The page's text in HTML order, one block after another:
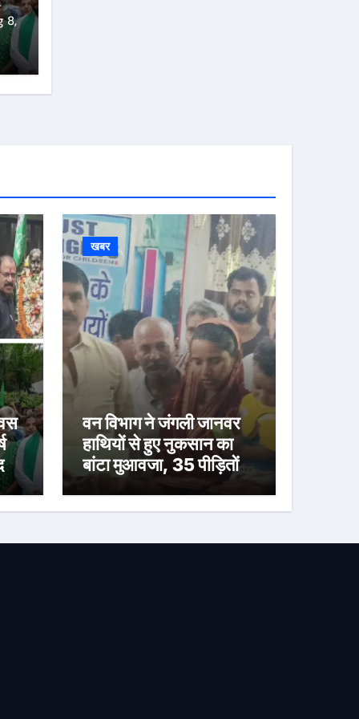
8,
खबर
वन विभाग ने जंगली जानवर
हाथियों से हुए नुकसान का
बांटा मुआवजा, 35 पीड़ितों
को मिली राहत राशि